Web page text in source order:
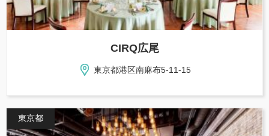
CIRQ広尾
東京都港区南麻布5-11-15
東京都